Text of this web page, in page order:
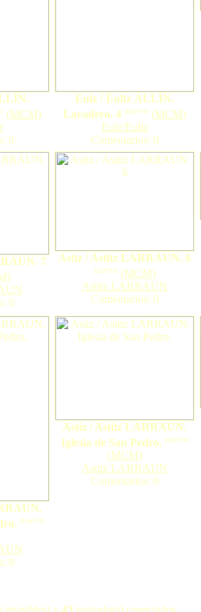
(MCM)
0
Eulz / Eultz ALLÍN.
Lavadero. 4 nuevo (MCM)
Eulz/Eultz
Comentarios: 0
7
)
0
Astiz / Astitz LARRAUN. 6
nuevo (MCM)
Astitz LARRAUN
Comentarios: 0
nuevo
0
Astiz / Astitz LARRAUN.
Iglesia de San Pedro. nuevo
(MCM)
Astitz LARRAUN
Comentarios: 0
invisibles) y 43 invitado(s) conectados.